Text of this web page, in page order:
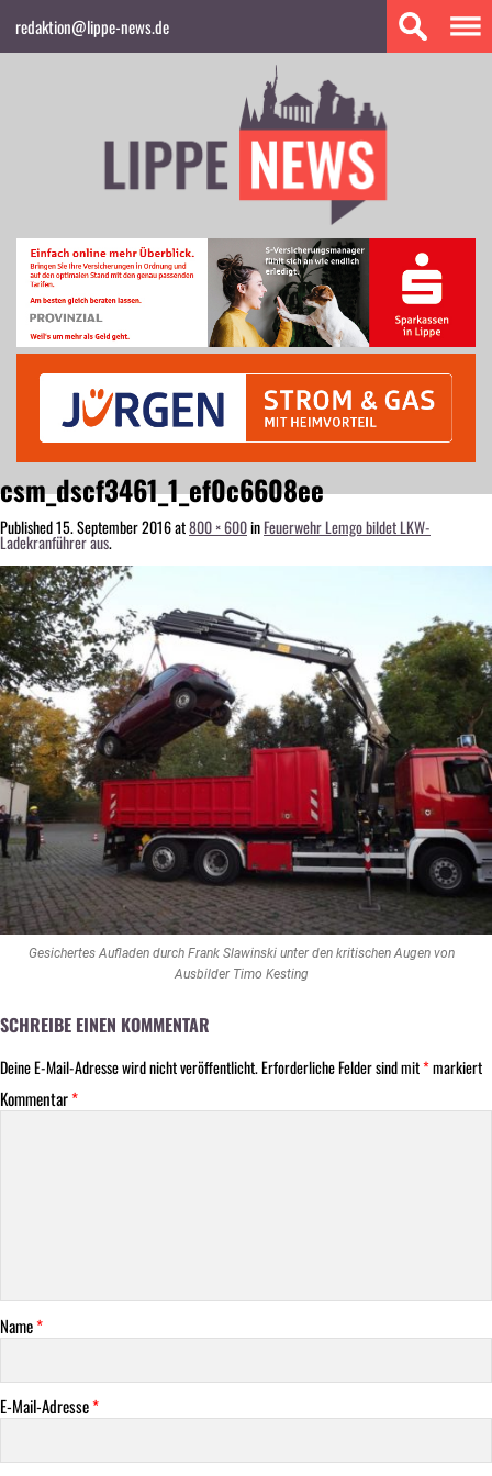
redaktion@lippe-news.de
csm_dscf3461_1_ef0c6608ee
Published15. September 2016at800 × 600inFeuerwehr Lemgo bildet LKW-
Ladekranführer aus.
Gesichertes Aufladen durch Frank Slawinski unter den kritischen Augen von
Ausbilder Timo Kesting
SCHREIBE EINEN KOMMENTAR
Deine E-Mail-Adresse wird nicht veröffentlicht.Erforderliche Felder sind mit*markiert
Kommentar*
Name*
E-Mail-Adresse*